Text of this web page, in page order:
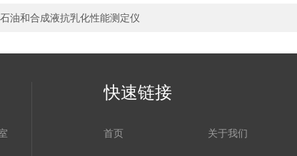
石油和合成液抗乳化性能测定仪
快速链接
首页 关于我们